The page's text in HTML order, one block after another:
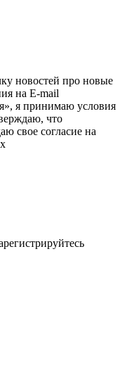
новостей про новые
на E-mail
я принимаю условия
что
свое согласие на